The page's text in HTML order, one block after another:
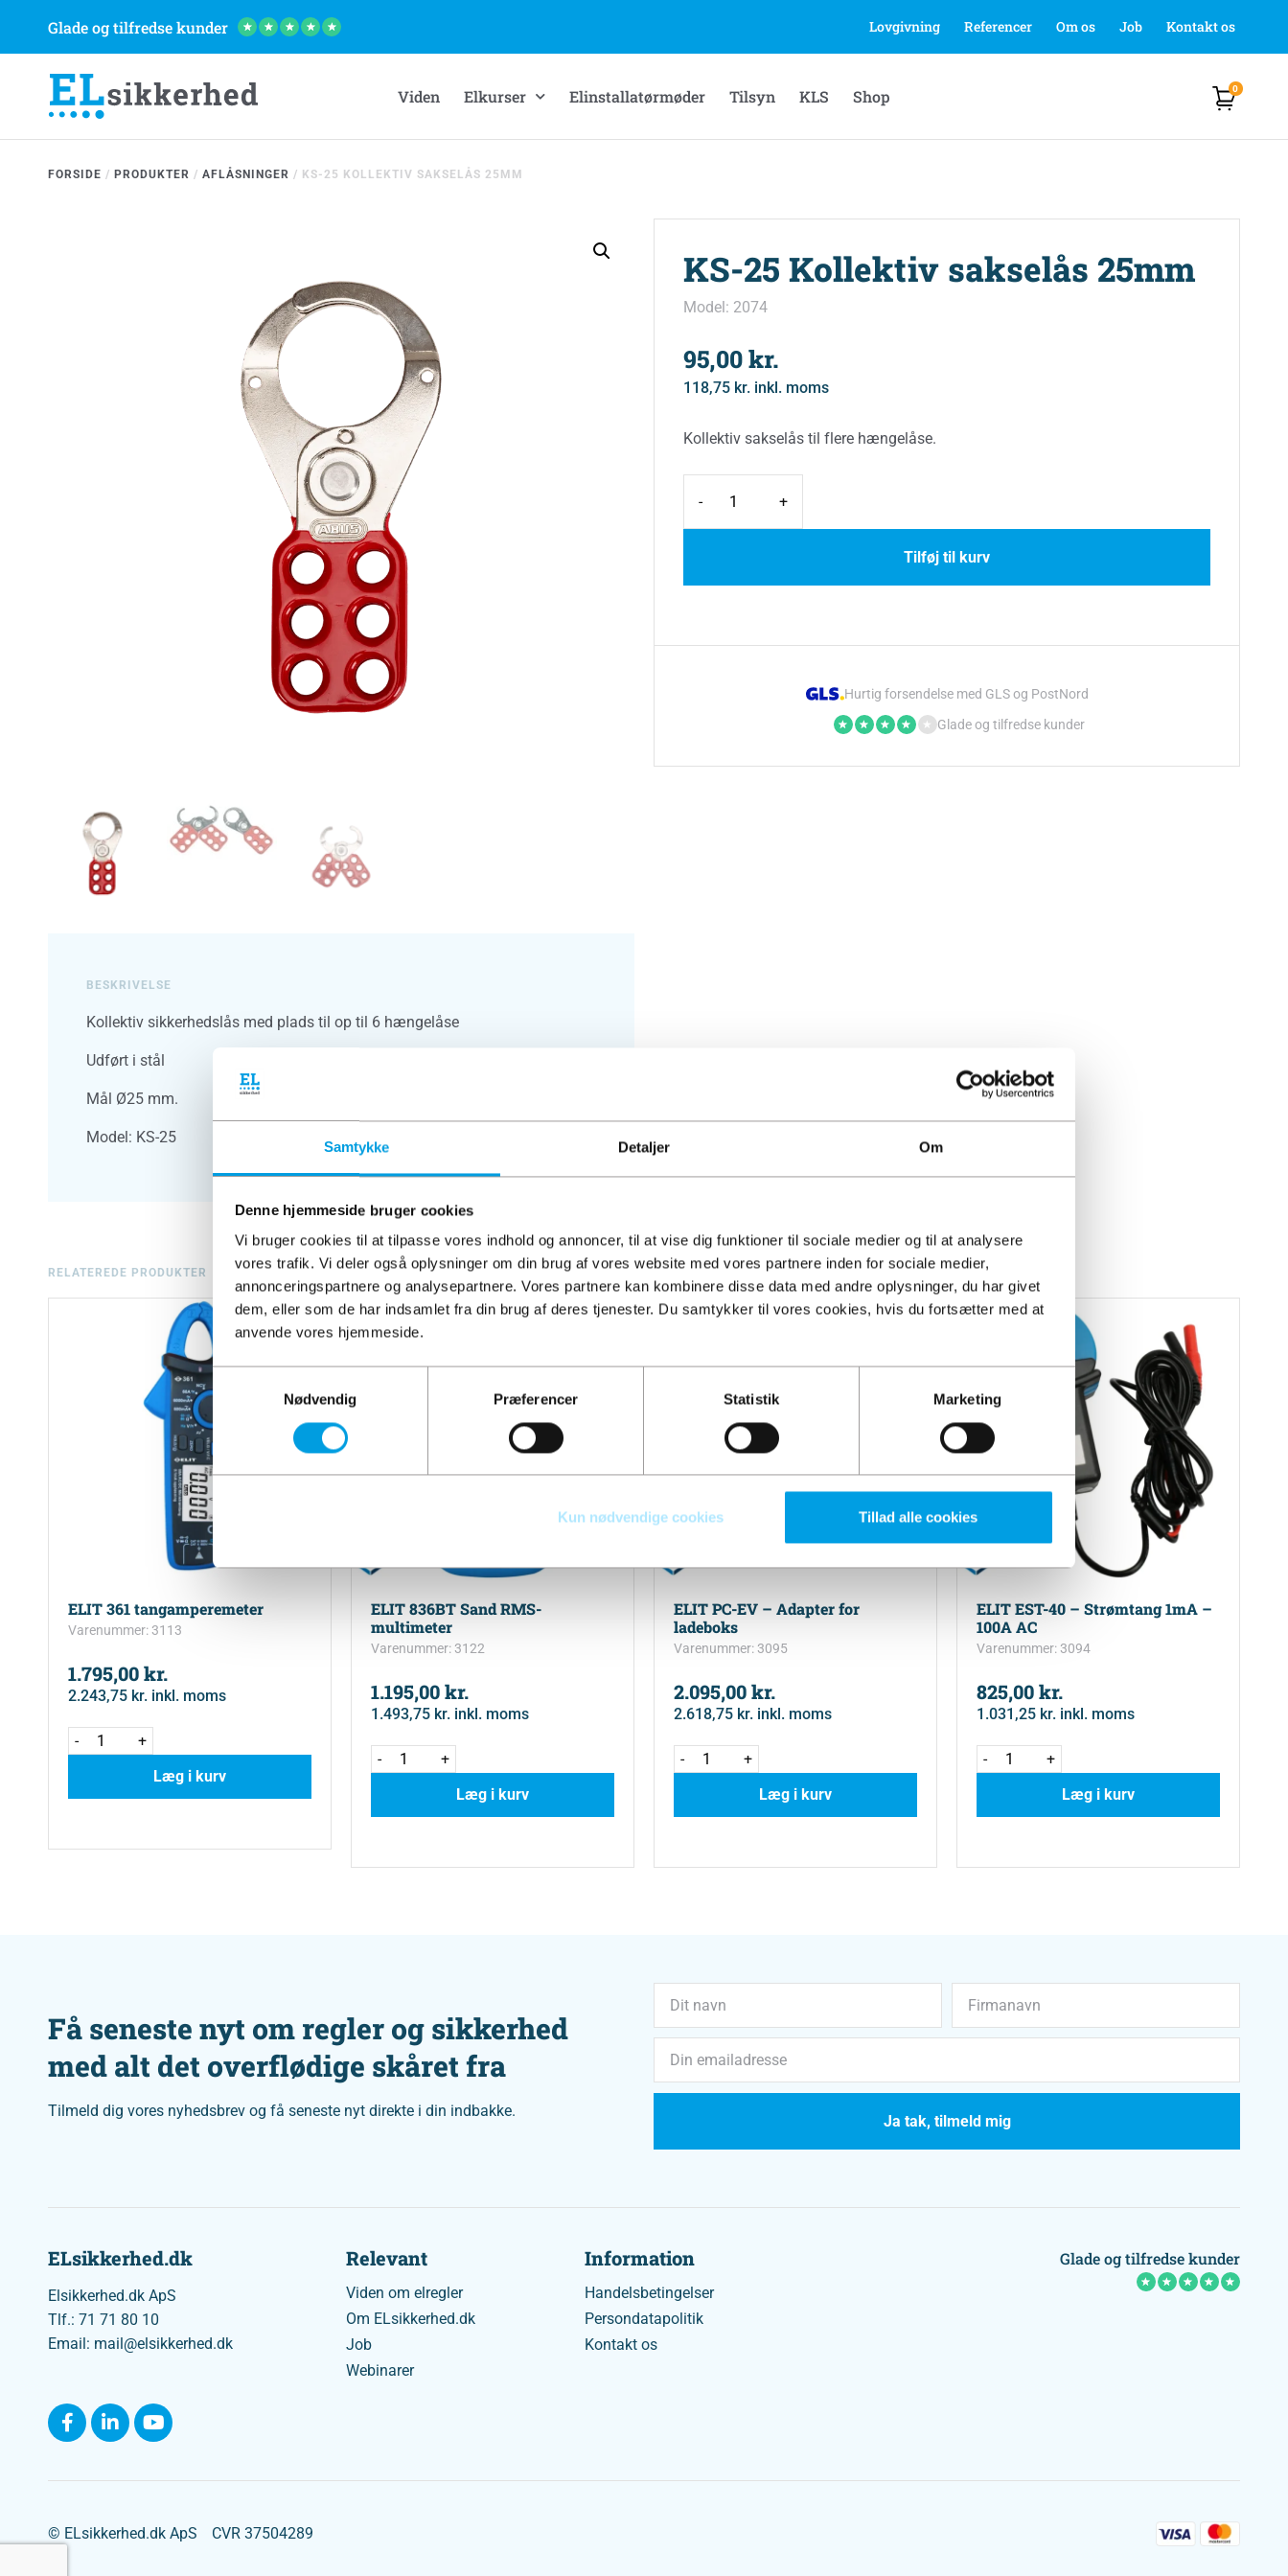
Samtykke Detaljer Om
Denne hjemmeside bruger cookies
Vi bruger cookies til at tilpasse vores indhold og annoncer, til at vise dig funktioner til sociale medier og til at analysere
vores trafik. Vi deler også oplysninger om din brug af vores website med vores partnere inden for sociale medier,
annonceringspartnere og analysepartnere. Vores partnere kan kombinere disse data med andre oplysninger, du har givet
dem, eller som de har indsamlet fra din brug af deres tjenester. Du samtykker til vores cookies, hvis du fortsætter med at
anvende vores hjemmeside.
Samtykkevalg
Nødvendig
Præferencer Statistik Marketing
Kun nødvendige cookies Tillad alle cookies
Glade og tilfredse kunder ★ ★ ★ ★ ★ Lovgivning Referencer Om os Job Kontakt os
Viden Elkurser Elinstallatørmøder Tilsyn KLS Shop 0
FORSIDE / PRODUKTER / AFLÅSNINGER / KS-25 KOLLEKTIV SAKSELÅS 25MM
BESKRIVELSE
Kollektiv sikkerhedslås med plads til op til 6 hængelåse
Udført i stål
Mål Ø25 mm.
Model: KS-25
KS-25 Kollektiv sakselås 25mm
Model: 2074
95,00kr.
118,75 kr. inkl. moms
Kollektiv sakselås til flere hængelåse.
- +
Tilføj til kurv
Hurtig forsendelse med GLS og PostNord
Glade og tilfredse kunder
★ ★ ★ ★ ★
RELATEREDE PRODUKTER
ELIT 361 tangamperemeter
Varenummer: 3113
1.795,00kr.
2.243,75 kr. inkl. moms
-
+
Læg i kurv
ELIT 836BT Sand RMS-
multimeter
Varenummer: 3122
1.195,00kr.
1.493,75 kr. inkl. moms
-
+
Læg i kurv
ELIT PC-EV – Adapter for
ladeboks
Varenummer: 3095
2.095,00kr.
2.618,75 kr. inkl. moms
-
+
Læg i kurv
ELIT EST-40 – Strømtang 1mA –
100A AC
Varenummer: 3094
825,00kr.
1.031,25 kr. inkl. moms
-
+
Læg i kurv
Få seneste nyt om regler og sikkerhed
med alt det overflødige skåret fra
Tilmeld dig vores nyhedsbrev og få seneste nyt direkte i din indbakke.
Ja tak, tilmeld mig
ELsikkerhed.dk
Elsikkerhed.dk ApS
Tlf.: 71 71 80 10
Email: mail@elsikkerhed.dk
Relevant
Viden om elregler
Om ELsikkerhed.dk
Job
Webinarer
Information
Handelsbetingelser
Persondatapolitik
Kontakt os
Glade og tilfredse kunder
★ ★ ★ ★ ★
© ELsikkerhed.dk ApS CVR 37504289